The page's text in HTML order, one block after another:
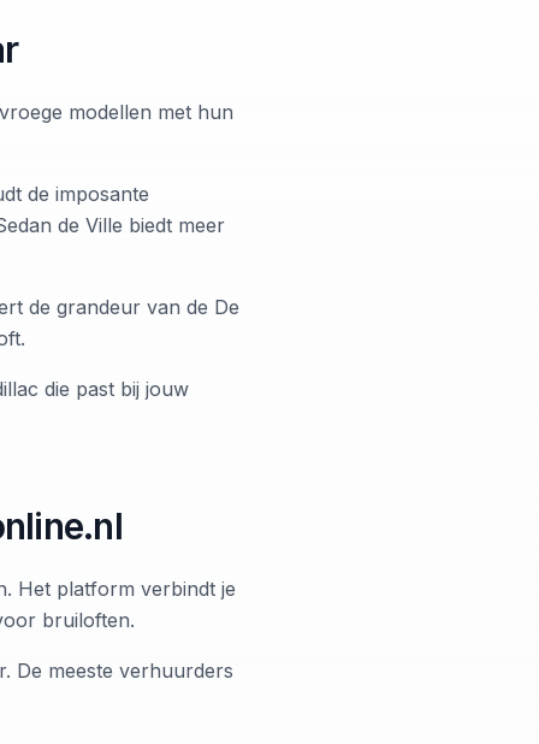
modellen met hun
de imposante
de Ville biedt meer
de grandeur van de De
die past bij jouw
Het platform verbindt je
bruiloften.
De meeste verhuurders